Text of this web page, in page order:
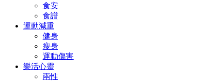
食安
食譜
運動減重
健身
瘦身
運動傷害
樂活心靈
兩性